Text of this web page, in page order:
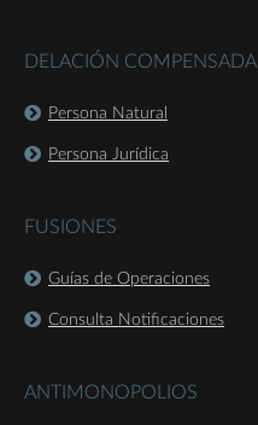
DELACIÓN COMPENSADA
Persona Natural
Persona Jurídica
FUSIONES
Guías de Operaciones
Consulta Notificaciones
ANTIMONOPOLIOS